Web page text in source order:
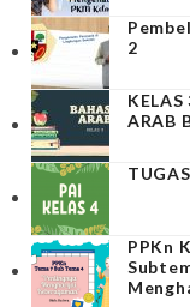
2
ARAB
PPKn